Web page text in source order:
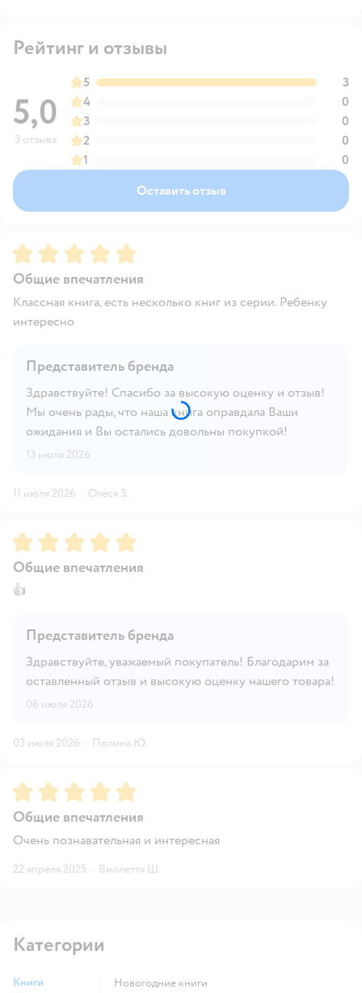
Рейтинг и отзывы
5,0
3 отзыва
5
3
4
0
3
0
2
0
1
0
Оставить отзыв
Рейтинг:5
Общие впечатления
Классная книга, есть несколько книг из серии. Ребенку
интересно
Представитель бренда
Здравствуйте! Спасибо за высокую оценку и отзыв!
Мы очень рады, что наша книга оправдала Ваши
ожидания и Вы остались довольны покупкой!
13 июля 2026
11 июля 2026 · Олеся З.
Рейтинг:5
Общие впечатления
👍
Представитель бренда
Здравствуйте, уважаемый покупатель! Благодарим за
оставленный отзыв и высокую оценку нашего товара!
06 июля 2026
03 июля 2026 · Полина Ю.
Рейтинг:5
Общие впечатления
Очень познавательная и интересная
22 апреля 2025 · Виолетта Ш.
Категории
Книги
новогодние книги